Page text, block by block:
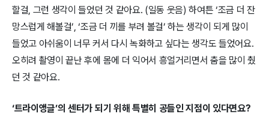
할걸, 그런 생각이 들었던 것 같아요. (일동 웃음) 하여튼 ‘조금 더 잔
망스럽게 해볼걸’, ‘조금 더 끼를 부려 볼걸’ 하는 생각이 되게 많이
들었고 아쉬움이 너무 커서 다시 녹화하고 싶다는 생각도 들었어요.
오히려 촬영이 끝난 후에 몸에 더 익어서 흥얼거리면서 춤을 많이 췄
던 것 같아요.
‘트라이앵글’의 센터가 되기 위해 특별히 공들인 지점이 있다면요?